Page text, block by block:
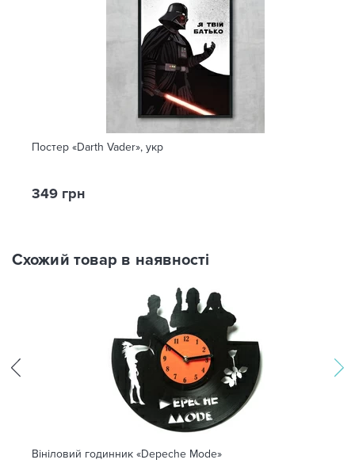
Постер «Darth Vader», укр
349 грн
Схожий товар в наявності
Вініловий годинник «Depeche Mode»